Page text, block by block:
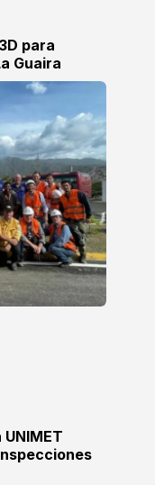
para
Guaira